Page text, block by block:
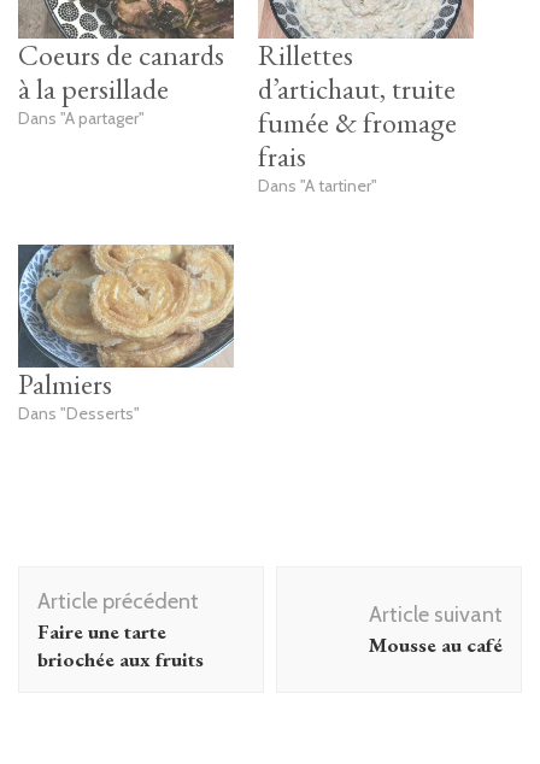
Coeurs de canards
à la persillade
Dans "A partager"
Rillettes
d’artichaut, truite
fumée & fromage
frais
Dans "A tartiner"
Palmiers
Dans "Desserts"
Navigation
d'article
Article précédent
Faire une tarte
briochée aux fruits
Article suivant
Mousse au café